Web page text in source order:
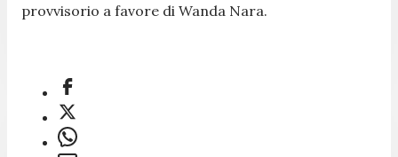
provvisorio a favore di Wanda Nara.